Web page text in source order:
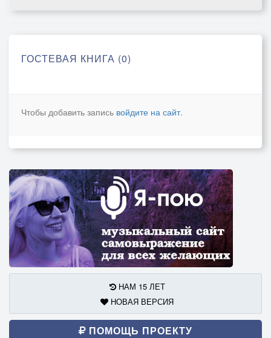
ГОСТЕВАЯ КНИГА (0)
Чтобы добавить запись войдите на сайт.
НАМ 15 ЛЕТ
НОВАЯ ВЕРСИЯ
ПОМОЩЬ ПРОЕКТУ